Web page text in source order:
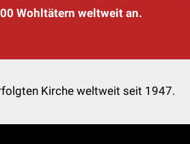
Wohltätern weltweit an.
Kirche weltweit seit 1947.